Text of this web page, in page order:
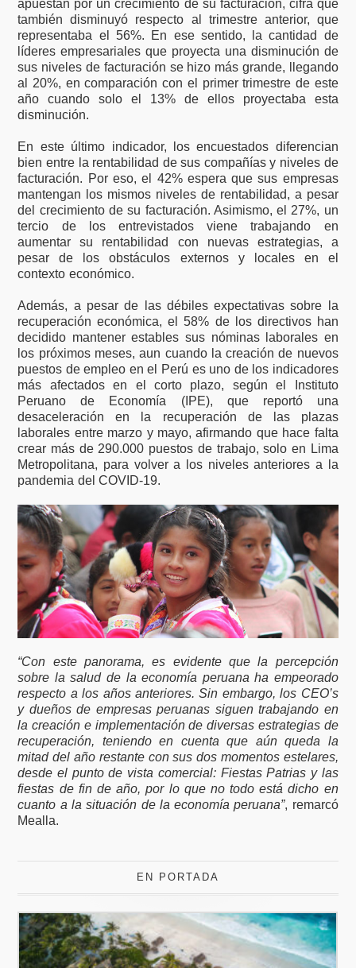
apuestan por un crecimiento de su facturación, cifra que
también disminuyó respecto al trimestre anterior, que
representaba el 56%. En ese sentido, la cantidad de
líderes empresariales que proyecta una disminución de
sus niveles de facturación se hizo más grande, llegando
al 20%, en comparación con el primer trimestre de este
año cuando solo el 13% de ellos proyectaba esta
disminución.
En este último indicador, los encuestados diferencian
bien entre la rentabilidad de sus compañías y niveles de
facturación. Por eso, el 42% espera que sus empresas
mantengan los mismos niveles de rentabilidad, a pesar
del crecimiento de su facturación. Asimismo, el 27%, un
tercio de los entrevistados viene trabajando en
aumentar su rentabilidad con nuevas estrategias, a
pesar de los obstáculos externos y locales en el
contexto económico.
Además, a pesar de las débiles expectativas sobre la
recuperación económica, el 58% de los directivos han
decidido mantener estables sus nóminas laborales en
los próximos meses, aun cuando la creación de nuevos
puestos de empleo en el Perú es uno de los indicadores
más afectados en el corto plazo, según el Instituto
Peruano de Economía (IPE), que reportó una
desaceleración en la recuperación de las plazas
laborales entre marzo y mayo, afirmando que hace falta
crear más de 290.000 puestos de trabajo, solo en Lima
Metropolitana, para volver a los niveles anteriores a la
pandemia del COVID-19.
“Con este panorama, es evidente que la percepción
sobre la salud de la economía peruana ha empeorado
respecto a los años anteriores. Sin embargo, los CEO’s
y dueños de empresas peruanas siguen trabajando en
la creación e implementación de diversas estrategias de
recuperación, teniendo en cuenta que aún queda la
mitad del año restante con sus dos momentos estelares,
desde el punto de vista comercial: Fiestas Patrias y las
fiestas de fin de año, por lo que no todo está dicho en
cuanto a la situación de la economía peruana”, remarcó
Mealla.
EN PORTADA